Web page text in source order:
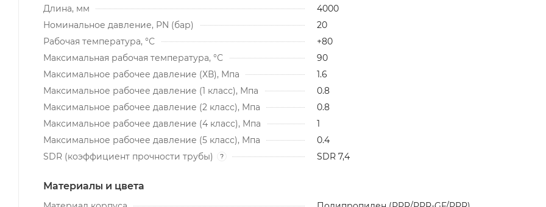
Длина, мм
4000
Номинальное давление, PN (бар)
20
Рабочая температура, °С
+80
Максимальная рабочая температура, °С
90
Максимальное рабочее давление (ХВ), Мпа
1.6
Максимальное рабочее давление (1 класс), Мпа
0.8
Максимальное рабочее давление (2 класс), Мпа
0.8
Максимальное рабочее давление (4 класс), Мпа
1
Максимальное рабочее давление (5 класс), Мпа
0.4
SDR (коэффициент прочности трубы)
? SDR 7,4
Материалы и цвета